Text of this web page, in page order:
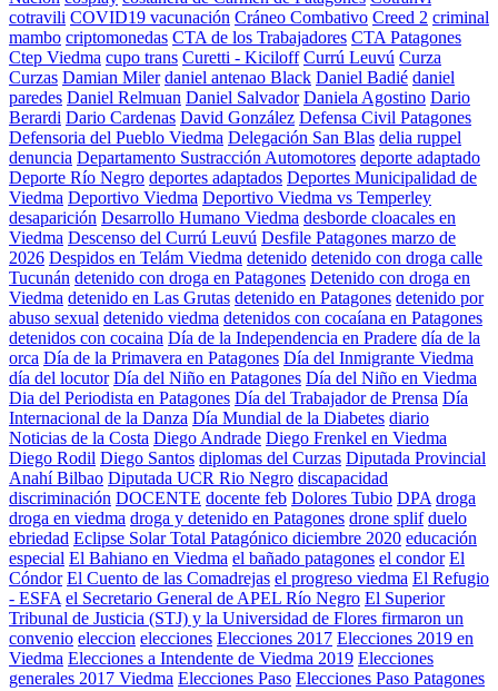
cotravili COVID19 vacunación Cráneo Combativo Creed 2 criminal
mambo criptomonedas CTA de los Trabajadores CTA Patagones
Ctep Viedma cupo trans Curetti - Kiciloff Currú Leuvú Curza
Curzas Damian Miler daniel antenao Black Daniel Badié daniel
paredes Daniel Relmuan Daniel Salvador Daniela Agostino Dario
Berardi Dario Cardenas David González Defensa Civil Patagones
Defensoria del Pueblo Viedma Delegación San Blas delia ruppel
denuncia Departamento Sustracción Automotores deporte adaptado
Deporte Río Negro deportes adaptados Deportes Municipalidad de
Viedma Deportivo Viedma Deportivo Viedma vs Temperley
desaparición Desarrollo Humano Viedma desborde cloacales en
Viedma Descenso del Currú Leuvú Desfile Patagones marzo de
2026 Despidos en Telám Viedma detenido detenido con droga calle
Tucunán detenido con droga en Patagones Detenido con droga en
Viedma detenido en Las Grutas detenido en Patagones detenido por
abuso sexual detenido viedma detenidos con cocaíana en Patagones
detenidos con cocaina Día de la Independencia en Pradere día de la
orca Día de la Primavera en Patagones Día del Inmigrante Viedma
día del locutor Día del Niño en Patagones Día del Niño en Viedma
Dia del Periodista en Patagones Día del Trabajador de Prensa Día
Internacional de la Danza Día Mundial de la Diabetes diario
Noticias de la Costa Diego Andrade Diego Frenkel en Viedma
Diego Rodil Diego Santos diplomas del Curzas Diputada Provincial
Anahí Bilbao Diputada UCR Rio Negro discapacidad
discriminación DOCENTE docente feb Dolores Tubio DPA droga
droga en viedma droga y detenido en Patagones drone splif duelo
ebriedad Eclipse Solar Total Patagónico diciembre 2020 educación
especial El Bahiano en Viedma el bañado patagones el condor El
Cóndor El Cuento de las Comadrejas el progreso viedma El Refugio
- ESFA el Secretario General de APEL Río Negro El Superior
Tribunal de Justicia (STJ) y la Universidad de Flores firmaron un
convenio eleccion elecciones Elecciones 2017 Elecciones 2019 en
Viedma Elecciones a Intendente de Viedma 2019 Elecciones
generales 2017 Viedma Elecciones Paso Elecciones Paso Patagones